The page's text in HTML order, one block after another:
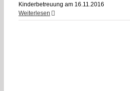
Kinderbetreuung am 16.11.2016
Weiterlesen